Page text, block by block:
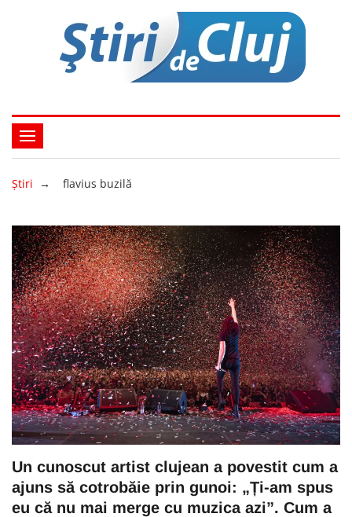
Ştiri → flavius buzilă
Un cunoscut artist clujean a povestit cum a
ajuns să cotrobăie prin gunoi: „Ți-am spus
eu că nu mai merge cu muzica azi”. Cum a